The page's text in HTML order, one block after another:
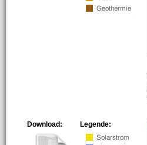
Legende:
Download: